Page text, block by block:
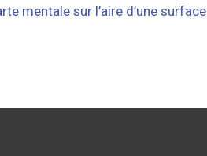
mentale sur l’aire d’une surface